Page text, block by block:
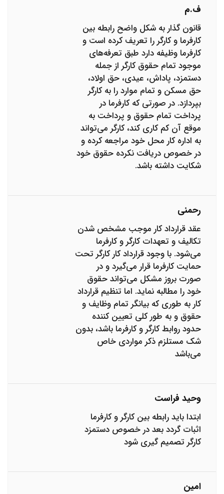
ف.م
قانون گذار به شکل واضح رابطه بین
کارفرما و کارگر را تعریف کرده است و
کارفرما وظیفه دارد طبق تعرفه‌های
موجود تمام حقوق کارگر از جمله
دستمزد، پاداش، عیدی، حق اولاد،
حق مسکن و تمام موارد را به کارگر
بپردازد. در صورتی که کارفرما در
پرداخت تمام حقوق و پرداخت به
موقع آن کم کاری کند، کارگر می‌تواند
به اداره کار محل خود مراجعه کرده و
در خصوص دریافت نکرده حقوق خود
شکایت داشته باشد.
رحمنی
عقد قرارداد کار موجب مشخص شدن
تکالیف و تعهدات کارگر و کارفرما
می‌شود. با وجود قرارداد کار کارگر تحت
حمایت کارفرما قرار می‌گیرد و در
صورت بروز مشکل می‌تواند حقوق
خود را مطالبه نماید. اما تنظیم قرارداد
کار به طوری که بیانگر تمام وظایف و
حقوق و به طور کلی تعیین کننده
حدود روابط کارگر و کارفرما باشد، بدون
شک مستلزم ذکر مواردی خاص
می‌باشد
وحید فراست
ابتدا باید رابطه بین کارگر و کارفرما
اثبات گردد بعد در خصوص دستمزد
کارگر تصمیم گیری شود
امین